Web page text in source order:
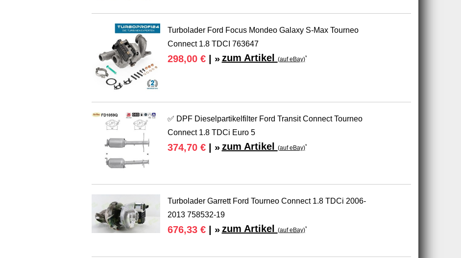
Turbolader Ford Focus Mondeo Galaxy S-Max Tourneo
Connect 1.8 TDCI 763647
298,00 €| » zum Artikel (auf eBay)*
✅ DPF Dieselpartikelfilter Ford Transit Connect Tourneo
Connect 1.8 TDCi Euro 5
374,70 €| » zum Artikel (auf eBay)*
Turbolader Garrett Ford Tourneo Connect 1.8 TDCi 2006-
2013 758532-19
676,33 €| » zum Artikel (auf eBay)*